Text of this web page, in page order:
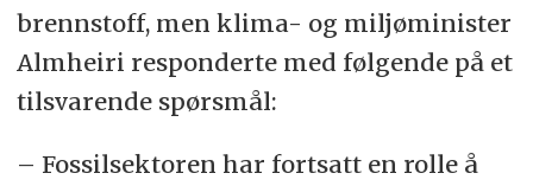
brennstoff, men klima- og miljøminister
Almheiri responderte med følgende på et
tilsvarende spørsmål:
– Fossilsektoren har fortsatt en rolle å